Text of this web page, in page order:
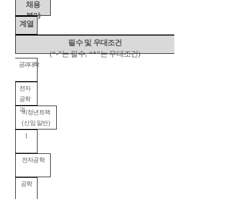
채용
분야
계열
필수 및 우대조건
(“-”는 필수, “*”는 우대조건)
공과대학
전자
공학
과비정년트랙
(신임 일반)
1
전자공학
공학